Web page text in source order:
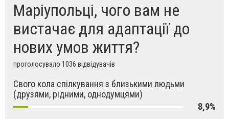
Маріупольці, чого вам не
вистачає для адаптації до
нових умов життя?
проголосувало 1036 відвідувачів
Свого кола спілкування з близькими людьми
(друзями, рідними, однодумцями)
8,9%